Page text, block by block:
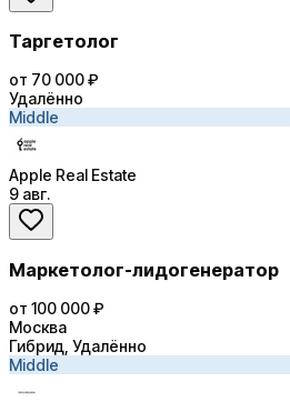
Таргетолог
от 70 000 ₽
Удалённо
Middle
Apple Real Estate
9 авг.
Маркетолог-лидогенератор
от 100 000 ₽
Москва
Гибрид, Удалённо
Middle